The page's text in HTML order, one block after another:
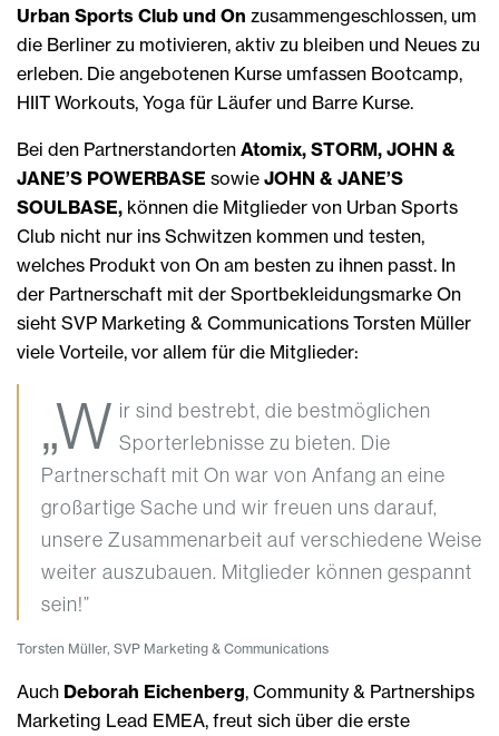
Urban Sports Club und On zusammengeschlossen, um
die Berliner zu motivieren, aktiv zu bleiben und Neues zu
erleben. Die angebotenen Kurse umfassen Bootcamp,
HIIT Workouts, Yoga für Läufer und Barre Kurse.
Bei den Partnerstandorten Atomix, STORM, JOHN &
JANE’S POWERBASE sowie JOHN & JANE’S
SOULBASE, können die Mitglieder von Urban Sports
Club nicht nur ins Schwitzen kommen und testen,
welches Produkt von On am besten zu ihnen passt. In
der Partnerschaft mit der Sportbekleidungsmarke On
sieht SVP Marketing & Communications Torsten Müller
viele Vorteile, vor allem für die Mitglieder:
„W ir sind bestrebt, die bestmöglichen
Sporterlebnisse zu bieten. Die
Partnerschaft mit On war von Anfang an eine
großartige Sache und wir freuen uns darauf,
unsere Zusammenarbeit auf verschiedene Weise
weiter auszubauen. Mitglieder können gespannt
sein!”
Torsten Müller, SVP Marketing & Communications
Auch Deborah Eichenberg, Community & Partnerships
Marketing Lead EMEA, freut sich über die erste